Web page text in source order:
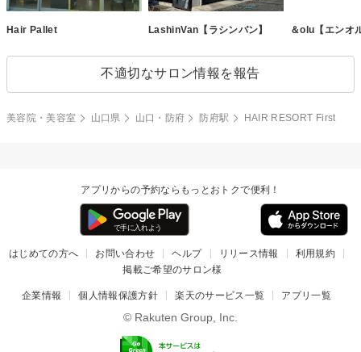
Hair Pallet LashinVan【ラシンバン】 ＆olu【エンオ
不適切なサロン情報を報告
美容院・美容室 山口県 山口・防府 防府駅 HAIR RESORT First
アプリからの予約ならもっとおトクで便利！
はじめての方へ お問い合わせ ヘルプ リリース情報
利用規約
掲載ご希望のサロン様
企業情報 個人情報保護方針 楽天のサービス一覧 アプリ一覧
© Rakuten Group, Inc.